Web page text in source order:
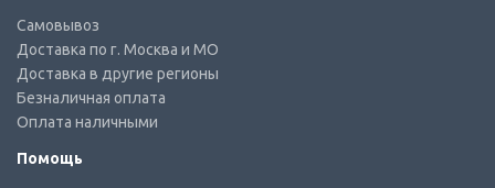
Самовывоз
Доставка по г. Москва и МО
Доставка в другие регионы
Безналичная оплата
Оплата наличными
Помощь